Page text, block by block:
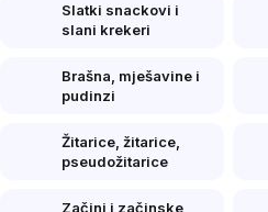
Slatki snackovi i
slani krekeri
Brašna, mješavine i
pudinzi
Žitarice, žitarice,
pseudožitarice
Začini i začinske